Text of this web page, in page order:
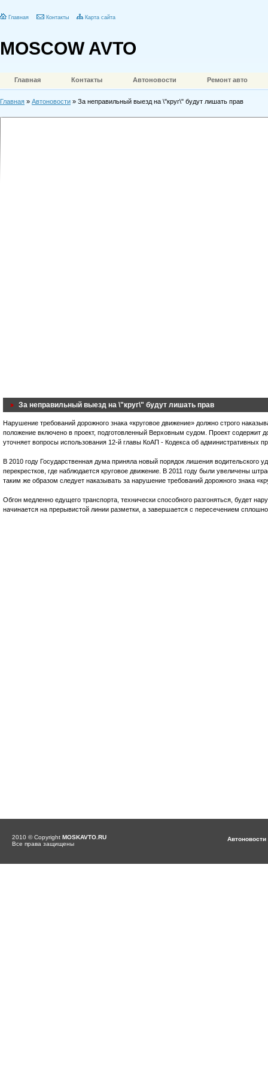
Главная Контакты Карта сайта
MOSCOW AVTO
Главная Контакты Автоновости Ремонт авто
Главная » Автоновости » За неправильный выезд на \"круг\" будут лишать прав
За неправильный выезд на \"круг\" будут лишать прав
Нарушение требований дорожного знака «круговое движение» должно строго
положение включено в проект, подготовленный Верховным судом. Проект содержит
уточняет вопросы использования 12-й главы КоАП - Кодекса об административных
В 2010 году Государственная дума приняла новый порядок лишения водительского
перекрестков, где наблюдается круговое движение. В 2011 году были увеличены
таким же образом следует наказывать за нарушение требований дорожного знака
Обгон медленно едущего транспорта, технически способного разгоняться, будет
начинается на прерывистой линии разметки, а завершается с пересечением
2010 © Copyright MOSKAVTO.RU
Все права защищены
Автоновости